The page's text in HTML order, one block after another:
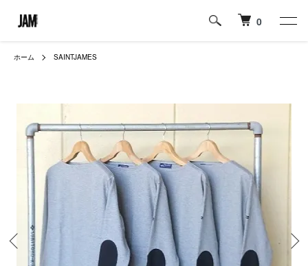
0
ホーム SAINTJAMES